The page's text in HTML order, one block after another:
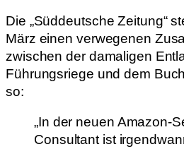
Die „Süddeutsche Zeitung“
März einen verwegenen
zwischen der damaligen
Führungsriege und dem
so:
„In der neuen Amazon-
Consultant ist